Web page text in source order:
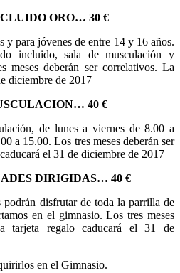
ORO… 30 €
y para jóvenes de entre 14 y 16 años.
incluido, sala de musculación y
meses deberán ser correlativos. La
diciembre de 2017
40 €
de lunes a viernes de 8.00 a
a 15.00. Los tres meses deberán ser
el 31 de diciembre de 2017
DIRIGIDAS… 40 €
podrán disfrutar de toda la parrilla de
en el gimnasio. Los tres meses
tarjeta regalo caducará el 31 de
en el Gimnasio.